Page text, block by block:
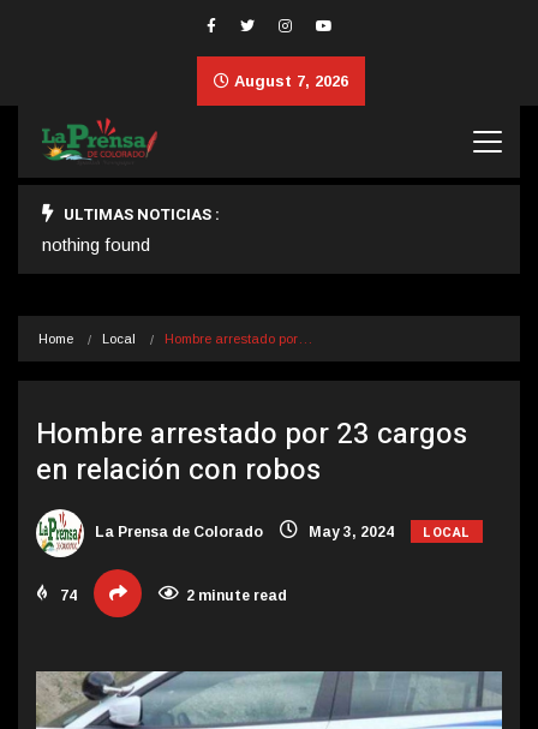
August 7, 2026
ULTIMAS NOTICIAS :
nothing found
Home Local Hombre arrestado por…
Hombre arrestado por 23 cargos
en relación con robos
La Prensa de Colorado May 3, 2024 LOCAL
74 2 minute read